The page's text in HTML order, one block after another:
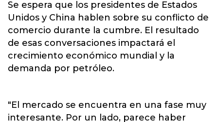
Se espera que los presidentes de Estados
Unidos y China hablen sobre su conflicto de
comercio durante la cumbre. El resultado
de esas conversaciones impactará el
crecimiento económico mundial y la
demanda por petróleo.
"El mercado se encuentra en una fase muy
interesante. Por un lado, parece haber